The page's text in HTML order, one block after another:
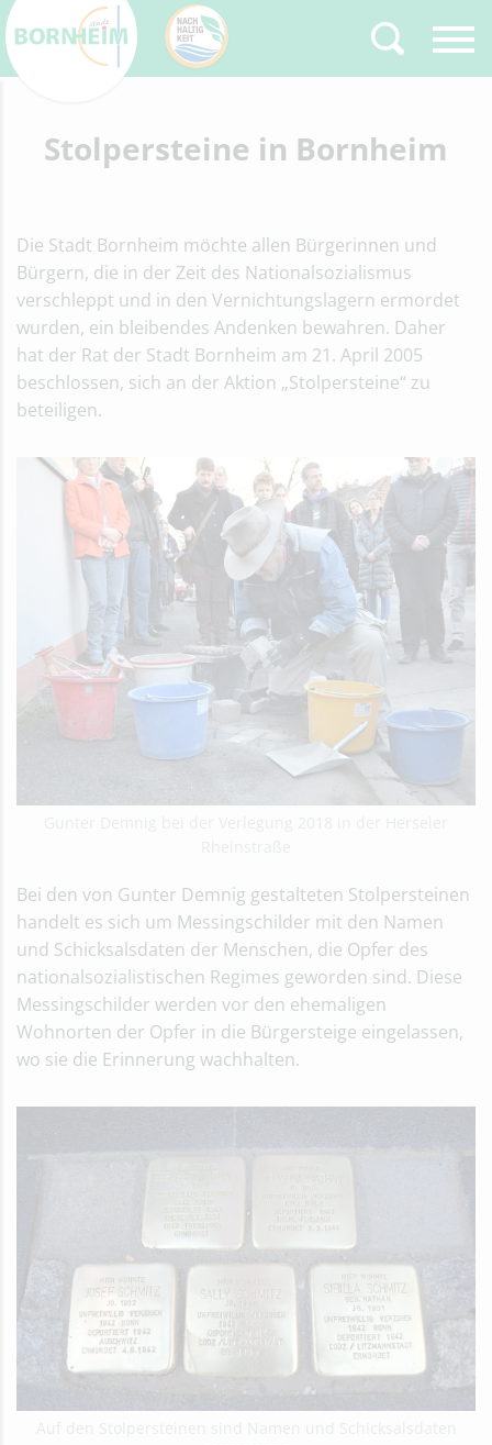
Zurück
Type 2 or more
characters for results.
Stolpersteine in Bornheim
Die Stadt Bornheim möchte allen Bürgerinnen und
Bürgern, die in der Zeit des Nationalsozialismus
verschleppt und in den Vernichtungslagern ermordet
wurden, ein bleibendes Andenken bewahren. Daher
hat der Rat der Stadt Bornheim am 21. April 2005
beschlossen, sich an der Aktion „Stolpersteine“ zu
beteiligen.
Bei den von Gunter Demnig gestalteten Stolpersteinen
handelt es sich um Messingschilder mit den Namen
und Schicksalsdaten der Menschen, die Opfer des
nationalsozialistischen Regimes geworden sind. Diese
Messingschilder werden vor den ehemaligen
Wohnorten der Opfer in die Bürgersteige eingelassen,
wo sie die Erinnerung wachhalten.